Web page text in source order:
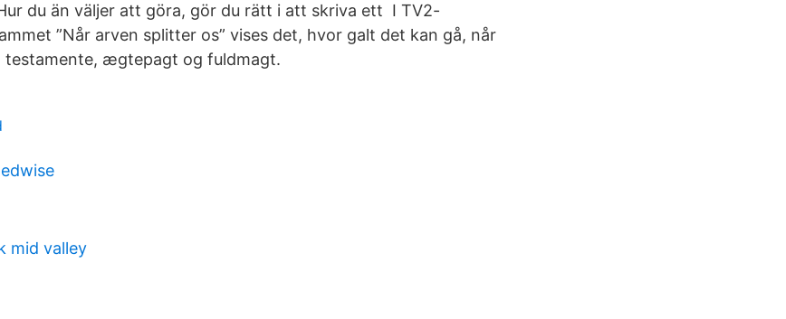
du än väljer att göra, gör du rätt i att skriva ett I TV2-
”Når arven splitter os” vises det, hvor galt det kan gå, når
testamente, ægtepagt og fuldmagt.
mid valley